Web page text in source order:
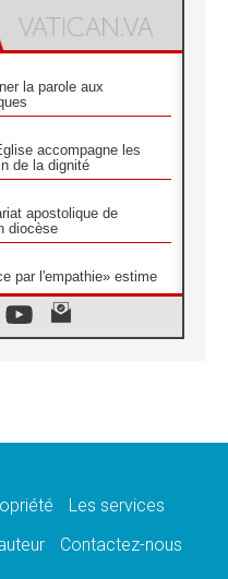
la parole aux
accompagne les
de la dignité
apostolique de
diocèse
par l'empathie» estime
ne s'achète pas avec
Les services
Contactez-nous